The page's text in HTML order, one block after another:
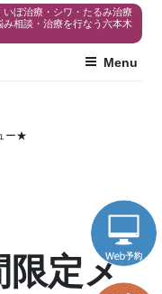
ぼ治療・シワ・たるみ治療
相談・治療を行なう六本木
Menu
ー★
定メ